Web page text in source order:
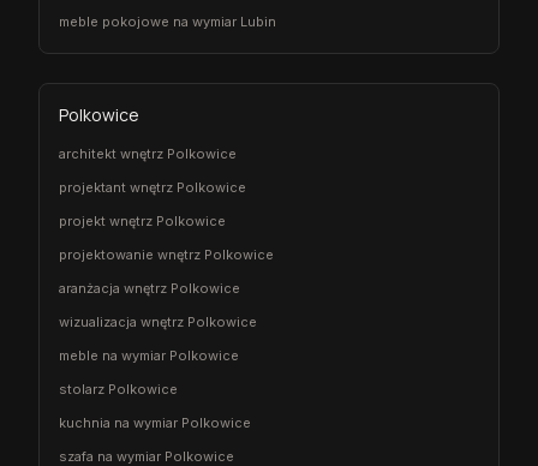
meble pokojowe na wymiar Lubin
Polkowice
architekt wnętrz Polkowice
projektant wnętrz Polkowice
projekt wnętrz Polkowice
projektowanie wnętrz Polkowice
aranżacja wnętrz Polkowice
wizualizacja wnętrz Polkowice
meble na wymiar Polkowice
stolarz Polkowice
kuchnia na wymiar Polkowice
szafa na wymiar Polkowice